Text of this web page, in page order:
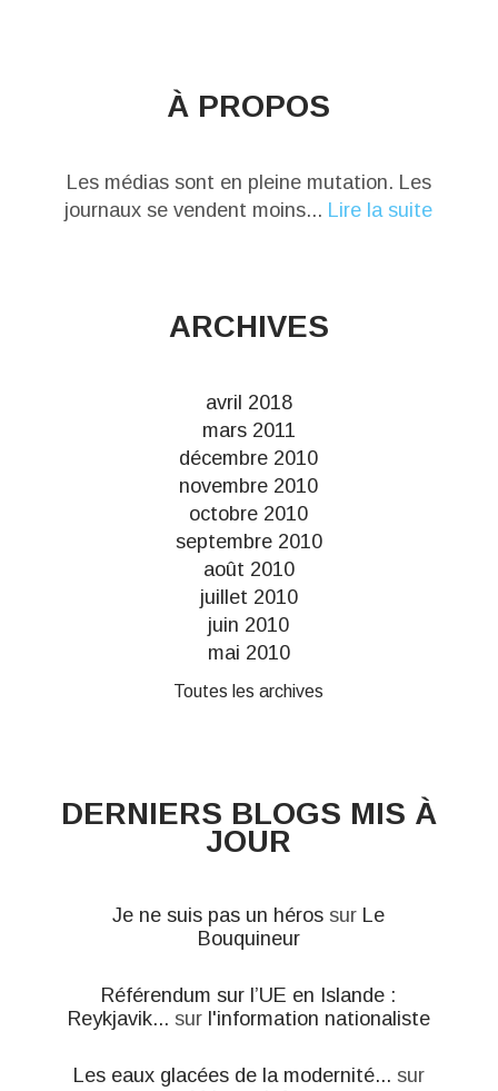
À PROPOS
Les médias sont en pleine mutation. Les
journaux se vendent moins... Lire la suite
ARCHIVES
avril 2018
mars 2011
décembre 2010
novembre 2010
octobre 2010
septembre 2010
août 2010
juillet 2010
juin 2010
mai 2010
Toutes les archives
DERNIERS BLOGS MIS À
JOUR
Je ne suis pas un héros sur Le
Bouquineur
Référendum sur l’UE en Islande :
Reykjavik... sur l'information nationaliste
Les eaux glacées de la modernité... sur